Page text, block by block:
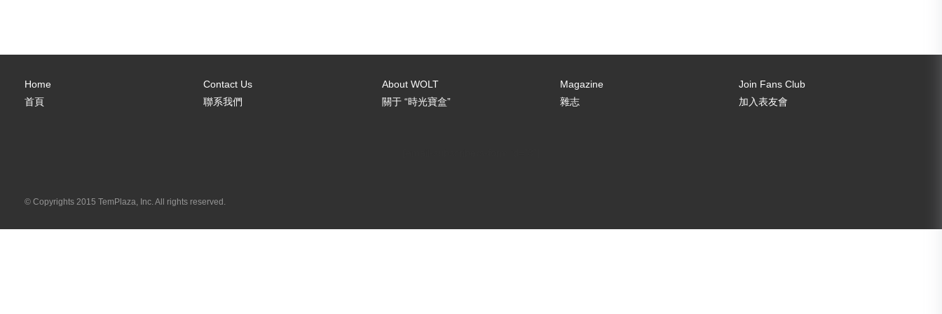
Home
首頁
Contact Us
聯系我們
About WOLT
關于 “時光寶盒”
Magazine
雜志
Join Fans Club
加入表友會
© Copyrights 2015 TemPlaza, Inc. All rights reserved.